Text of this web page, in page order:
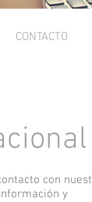
CONTACTO
con
y